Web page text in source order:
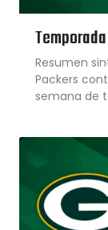
Resumen
Packers
semana de